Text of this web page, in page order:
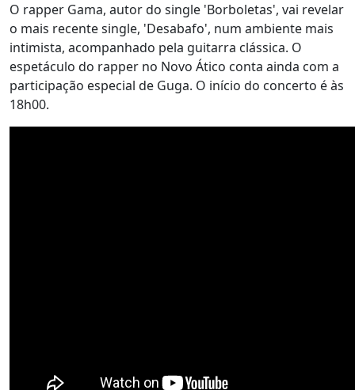
O rapper Gama, autor do single 'Borboletas', vai revelar
o mais recente single, 'Desabafo', num ambiente mais
intimista, acompanhado pela guitarra clássica. O
espetáculo do rapper no Novo Ático conta ainda com a
participação especial de Guga. O início do concerto é às
18h00.